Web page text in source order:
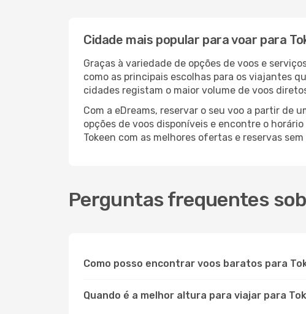
Cidade mais popular para voar para
Graças à variedade de opções de voos e
como as principais escolhas para os viajantes
cidades registam o maior volume de voos
Com a eDreams, reservar o seu voo a partir de
opções de voos disponíveis e encontre o
Tokeen com as melhores ofertas e reservas
Perguntas frequentes
Como posso encontrar voos baratos para
Quando é a melhor altura para viajar para